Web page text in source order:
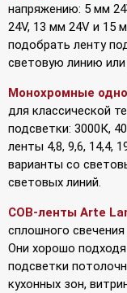
напряжению: 5 мм
24V, 13 мм 24V и 15
подобрать ленту
световую линию
Монохромные
для классической
подсветки: 3000К,
ленты 4,8, 9,6, 14,4,
варианты со
световых линий.
COB-ленты Arte
сплошного
Они хорошо
подсветки
кухонных зон,